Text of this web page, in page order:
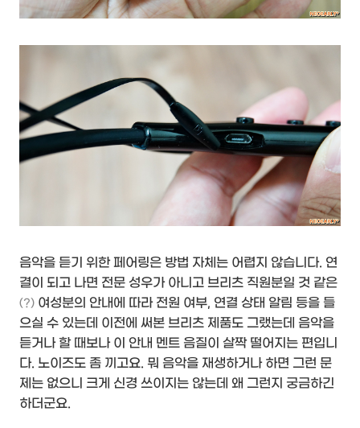
음악을 듣기 위한 페어링은 방법 자체는 어렵지 않습니다. 연
결이 되고 나면 전문 성우가 아니고 브리츠 직원분일 것 같은
(?) 여성분의 안내에 따라 전원 여부, 연결 상태 알림 등을 들
으실 수 있는데 이전에 써본 브리츠 제품도 그랬는데 음악을
듣거나 할 때보나 이 안내 멘트 음질이 살짝 떨어지는 편입니
다. 노이즈도 좀 끼고요. 뭐 음악을 재생하거나 하면 그런 문
제는 없으니 크게 신경 쓰이지는 않는데 왜 그런지 궁금하긴
하더군요.